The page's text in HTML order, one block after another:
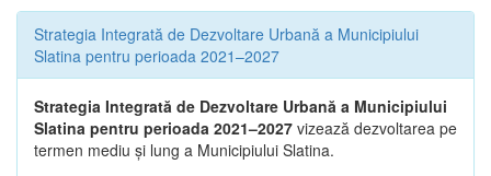
Strategia Integrată de Dezvoltare Urbană a Municipiului
Slatina pentru perioada 2021–2027
Strategia Integrată de Dezvoltare Urbană a Municipiului
Slatina pentru perioada 2021–2027 vizează dezvoltarea pe
termen mediu și lung a Municipiului Slatina.